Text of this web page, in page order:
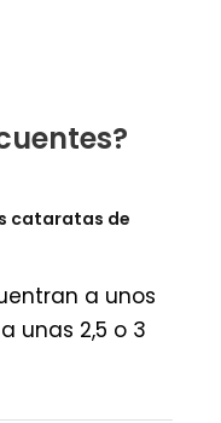
cataratas de
a unos
unas 2,5 o 3